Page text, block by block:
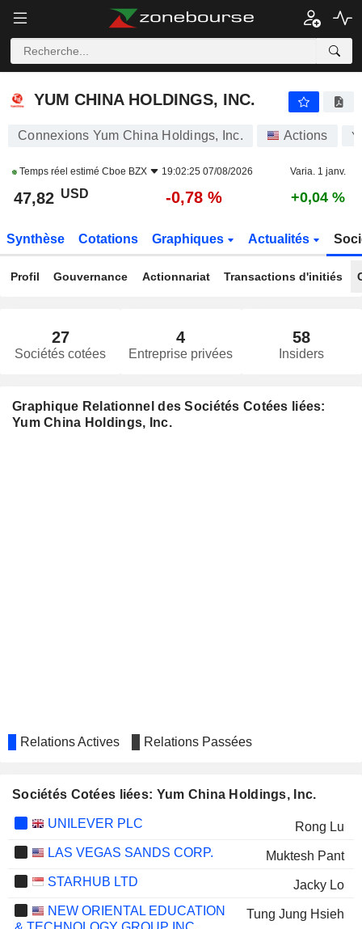
YUM CHINA HOLDINGS, INC.
YUM CHINA HOLDINGS, INC.
Connexions Yum China Holdings, Inc. Actions
Temps réel estimé Cboe BZX 19:02:25 07/08/2026 Varia. 1 janv.
47,82 USD -0,78 % +0,04 %
Synthèse Cotations Graphiques Actualités
Profil Gouvernance Actionnariat Transactions d'initiés
27
Sociétés cotées
4
Entreprise privées
58
Insiders
Graphique Relationnel des Sociétés Cotées liées:
Yum China Holdings, Inc.
Relations Actives Relations Passées
Sociétés Cotées liées: Yum China Holdings, Inc.
UNILEVER PLC
Rong Lu
LAS VEGAS SANDS CORP.
Muktesh Pant
STARHUB LTD
Jacky Lo
NEW ORIENTAL EDUCATION
Tung Jung Hsieh